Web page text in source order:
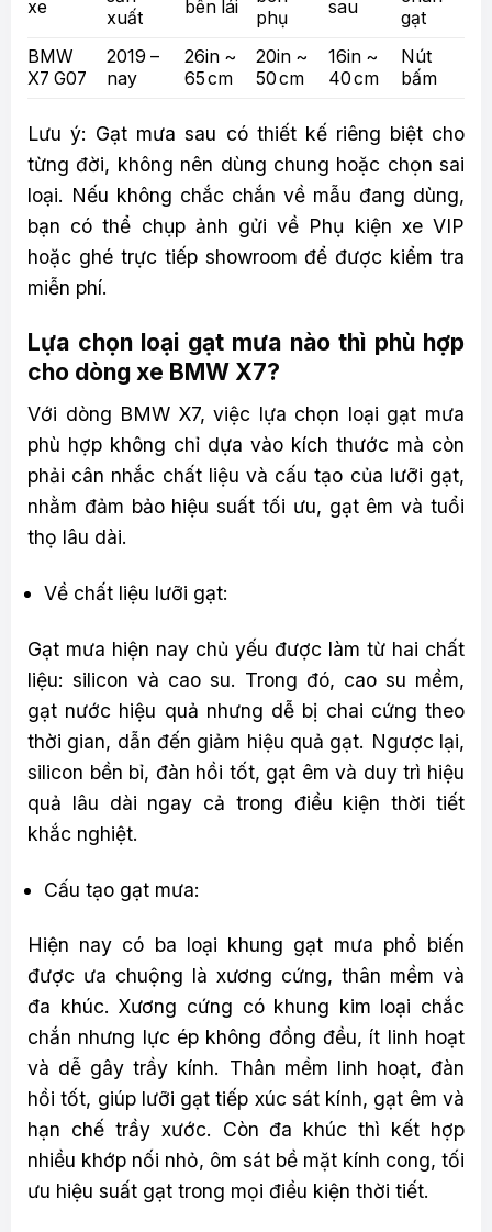
xe
xuất
bên lái
phụ
sau
gạt
BMW
X7 G07
2019 –
nay
26in ~
65 cm
20in ~
50 cm
16in ~
40 cm
Nút
bấm
Lưu ý: Gạt mưa sau có thiết kế riêng biệt cho
từng đời, không nên dùng chung hoặc chọn sai
loại. Nếu không chắc chắn về mẫu đang dùng,
bạn có thể chụp ảnh gửi về Phụ kiện xe VIP
hoặc ghé trực tiếp showroom để được kiểm tra
miễn phí.
Lựa chọn loại gạt mưa nào thì phù hợp
cho dòng xe BMW X7?
Với dòng BMW X7, việc lựa chọn loại gạt mưa
phù hợp không chỉ dựa vào kích thước mà còn
phải cân nhắc chất liệu và cấu tạo của lưỡi gạt,
nhằm đảm bảo hiệu suất tối ưu, gạt êm và tuổi
thọ lâu dài.
Về chất liệu lưỡi gạt:
Gạt mưa hiện nay chủ yếu được làm từ hai chất
liệu: silicon và cao su. Trong đó, cao su mềm,
gạt nước hiệu quả nhưng dễ bị chai cứng theo
thời gian, dẫn đến giảm hiệu quả gạt. Ngược lại,
silicon bền bỉ, đàn hồi tốt, gạt êm và duy trì hiệu
quả lâu dài ngay cả trong điều kiện thời tiết
khắc nghiệt.
Cấu tạo gạt mưa:
Hiện nay có ba loại khung gạt mưa phổ biến
được ưa chuộng là xương cứng, thân mềm và
đa khúc. Xương cứng có khung kim loại chắc
chắn nhưng lực ép không đồng đều, ít linh hoạt
và dễ gây trầy kính. Thân mềm linh hoạt, đàn
hồi tốt, giúp lưỡi gạt tiếp xúc sát kính, gạt êm và
hạn chế trầy xước. Còn đa khúc thì kết hợp
nhiều khớp nối nhỏ, ôm sát bề mặt kính cong, tối
ưu hiệu suất gạt trong mọi điều kiện thời tiết.